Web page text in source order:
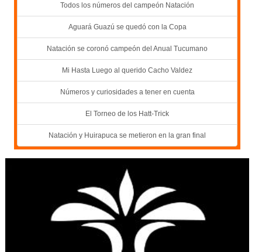
Todos los números del campeón Natación
Aguará Guazú se quedó con la Copa
Natación se coronó campeón del Anual Tucumano
Mi Hasta Luego al querido Cacho Valdez
Números y curiosidades a tener en cuenta
El Torneo de los Hatt-Trick
Natación y Huirapuca se metieron en la gran final